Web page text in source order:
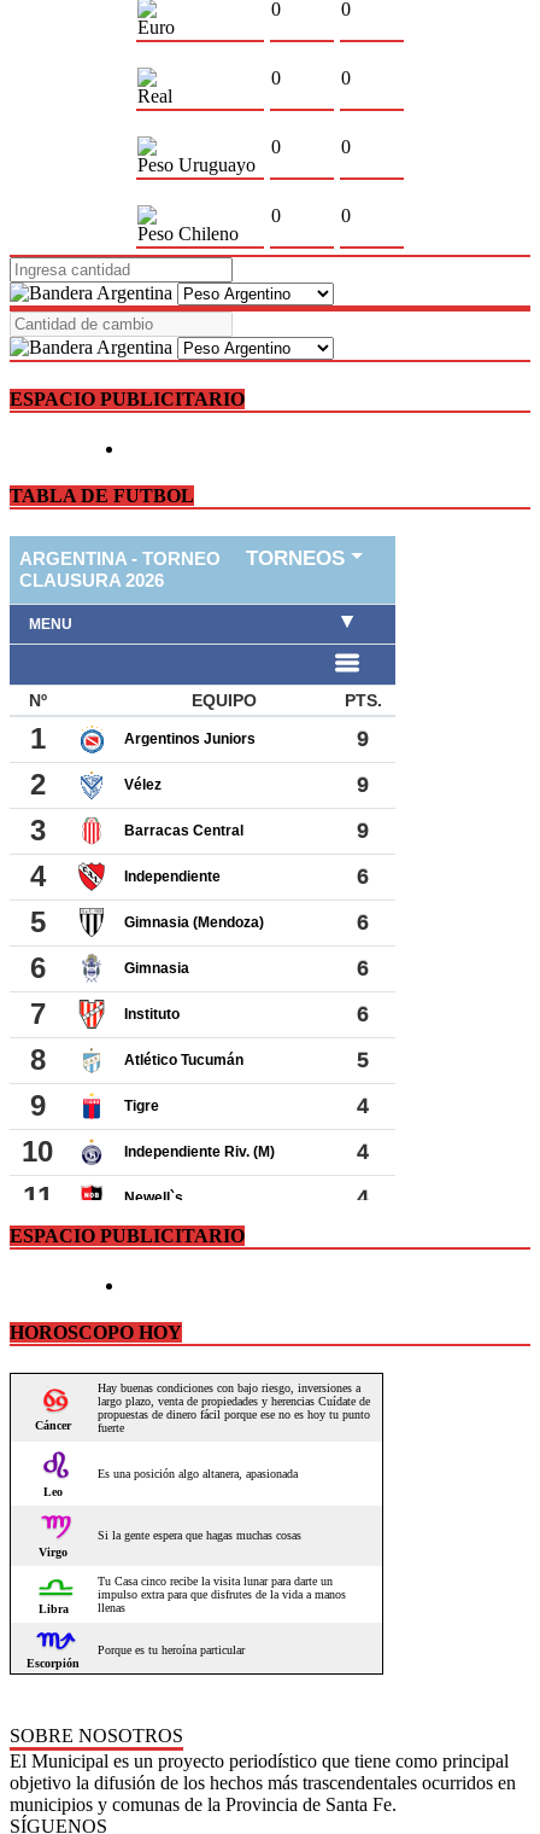
Euro
0 0
Real
0 0
Peso Uruguayo
0 0
Peso Chileno
0 0
ESPACIO PUBLICITARIO
TABLA DE FUTBOL
ESPACIO PUBLICITARIO
HOROSCOPO HOY
SOBRE NOSOTROS
El Municipal es un proyecto periodístico que tiene como principal
objetivo la difusión de los hechos más trascendentales ocurridos en
municipios y comunas de la Provincia de Santa Fe.
SÍGUENOS